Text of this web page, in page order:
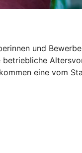
und
eine vom